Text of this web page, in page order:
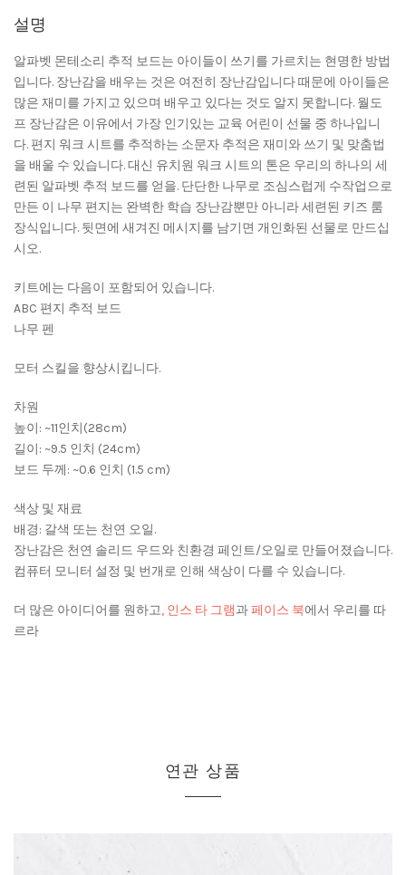
설명
알파벳 몬테소리 추적 보드는 아이들이 쓰기를 가르치는 현명한 방법
입니다. 장난감을 배우는 것은 여전히 장난감입니다 때문에 아이들은
많은 재미를 가지고 있으며 배우고 있다는 것도 알지 못합니다. 월도
프 장난감은 이유에서 가장 인기있는 교육 어린이 선물 중 하나입니
다. 편지 워크 시트를 추적하는 소문자 추적은 재미와 쓰기 및 맞춤법
을 배울 수 있습니다. 대신 유치원 워크 시트의 톤은 우리의 하나의 세
련된 알파벳 추적 보드를 얻을. 단단한 나무로 조심스럽게 수작업으로
만든 이 나무 편지는 완벽한 학습 장난감뿐만 아니라 세련된 키즈 룸
장식입니다. 뒷면에 새겨진 메시지를 남기면 개인화된 선물로 만드십
시오.
키트에는 다음이 포함되어 있습니다.
ABC 편지 추적 보드
나무 펜
모터 스킬을 향상시킵니다.
차원
높이: ~11인치(28cm)
길이: ~9.5 인치 (24cm)
보드 두께: ~0.6 인치 (1.5 cm)
색상 및 재료
배경: 갈색 또는 천연 오일.
장난감은 천연 솔리드 우드와 친환경 페인트/오일로 만들어졌습니다.
컴퓨터 모니터 설정 및 번개로 인해 색상이 다를 수 있습니다.
더 많은 아이디어를 원하고, 인스 타 그램과페이스 북에서 우리를 따
르라
연관 상품